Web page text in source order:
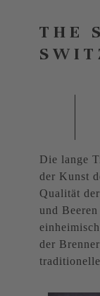
THE
Die lange
der Kunst
Qualität
und
der